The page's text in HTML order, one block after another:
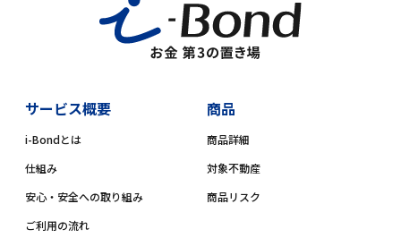
サービス概要
i-Bondとは
仕組み
安心・安全への取り組み
ご利用の流れ
商品
商品詳細
対象不動産
商品リスク